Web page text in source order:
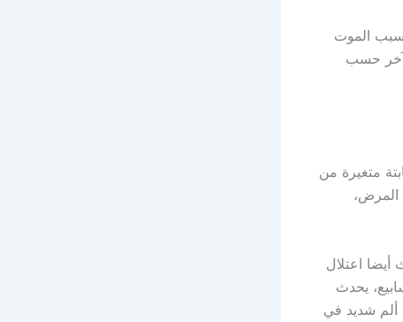
الموت
حسب
متغيرة من
المرض،
اعتلال
يحدث
ألم شديد في